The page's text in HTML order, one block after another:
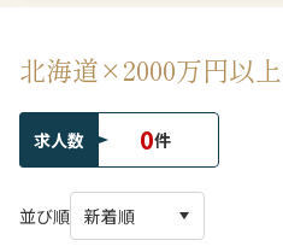
北海道×2000万円以上
求人数 0件
並び順